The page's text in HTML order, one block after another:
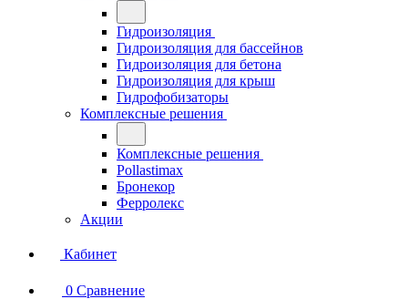
Гидроизоляция
Гидроизоляция для бассейнов
Гидроизоляция для бетона
Гидроизоляция для крыш
Гидрофобизаторы
Комплексные решения
Комплексные решения
Pollastimax
Бронекор
Ферролекс
Акции
Кабинет
0 Сравнение